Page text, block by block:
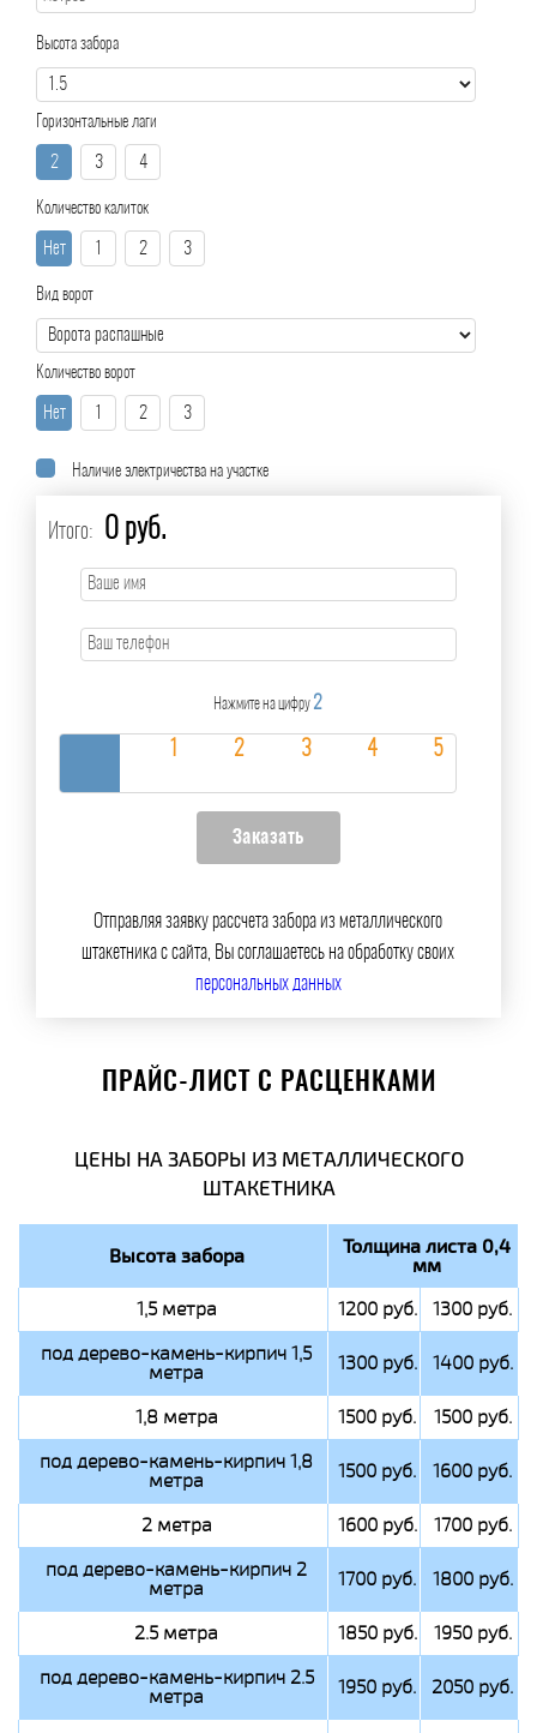
Высота забора
Горизонтальные лаги
2 3 4
Количество калиток
Нет 1 2 3
Вид ворот
Количество ворот
Нет 1 2 3
Наличие электричества на участке
Итого: 0 руб.
Нажмите на цифру 2
Отправляя заявку рассчета забора из металлического
штакетника с сайта, Вы соглашаетесь на обработку своих
персональных данных
ПРАЙС-ЛИСТ С РАСЦЕНКАМИ
ЦЕНЫ НА ЗАБОРЫ ИЗ МЕТАЛЛИЧЕСКОГО
ШТАКЕТНИКА
Высота забора Толщина листа 0,4
мм
1,5 метра 1200 руб.
1300 руб.
под дерево-камень-кирпич 1,5
метра 1300 руб. 1400 руб.
1,8 метра 1500 руб.
1500 руб.
под дерево-камень-кирпич 1,8
метра 1500 руб. 1600 руб.
2 метра 1600 руб.
1700 руб.
под дерево-камень-кирпич 2
метра 1700 руб. 1800 руб.
2.5 метра 1850 руб.
1950 руб.
под дерево-камень-кирпич 2.5
метра 1950 руб. 2050 руб.